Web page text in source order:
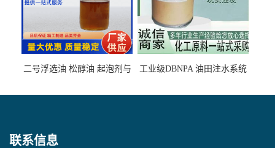
二号浮选油 松醇油 起泡剂与
工业级DBNPA 油田注水系统
联系信息